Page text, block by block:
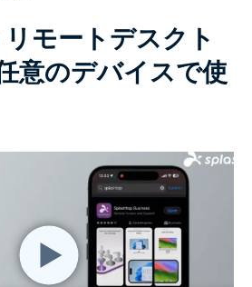
モートデスクト
意のデバイスで使